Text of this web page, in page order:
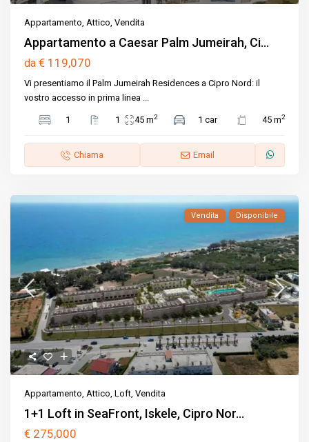
Appartamento,Attico,Vendita
Appartamento a Caesar Palm Jumeirah, Ci...
da € 119,070
Vi presentiamo il Palm Jumeirah Residences a Cipro Nord: il
vostro accesso in prima linea ...
1 1 45 m2 1 car 45 m2
Chiama Email
Vendita Disponibile
Appartamento,Attico,Loft,Vendita
1+1 Loft in SeaFront, Iskele, Cipro Nor...
€ 275,000